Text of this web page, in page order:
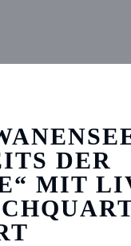
DER
MIT